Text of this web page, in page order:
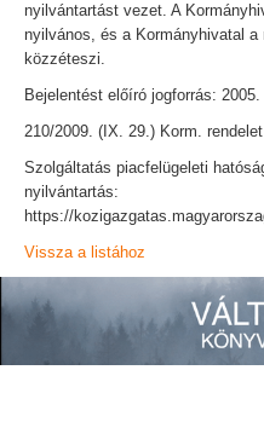
nyilvántartást vezet. A
nyilvános, és a Kormányhivatal
közzéteszi.
Bejelentést előíró jogforrás:
210/2009. (IX. 29.) Korm. rendelet
Szolgáltatás piacfelügeleti
nyilvántartás:
https://
Vissza a listához